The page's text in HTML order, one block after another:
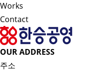
Works
Contact
OUR ADDRESS
주소